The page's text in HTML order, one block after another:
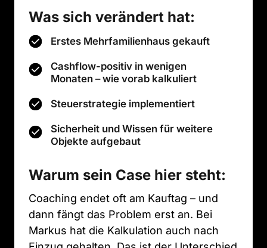
Was sich verändert hat:
Erstes Mehrfamilienhaus gekauft
Cashflow-positiv in wenigen
Monaten – wie vorab kalkuliert
Steuerstrategie implementiert
Sicherheit und Wissen für weitere
Objekte aufgebaut
Warum sein Case hier steht:
Coaching endet oft am Kauftag – und
dann fängt das Problem erst an. Bei
Markus hat die Kalkulation auch nach